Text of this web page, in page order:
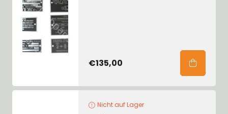
€135,00
Nicht auf Lager